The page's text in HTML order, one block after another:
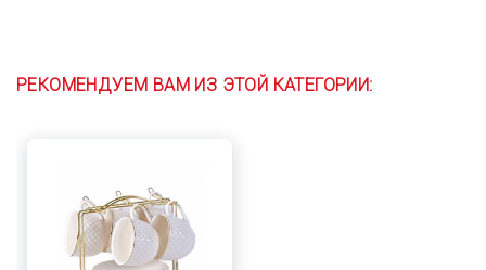
РЕКОМЕНДУЕМ ВАМ ИЗ ЭТОЙ КАТЕГОРИИ: